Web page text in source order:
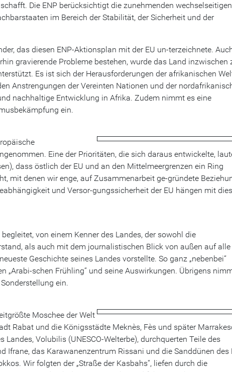
Die ENP berücksichtigt die zunehmenden wechselseitigen
im Bereich der Stabilität, der Sicherheit und der
das diesen ENP-Aktionsplan mit der EU un-terzeichnete.
gravierende Probleme bestehen, wurde das Land inzwischen
Es ist sich der Herausforderungen der afrikanischen
Anstrengungen der Vereinten Nationen und der
nachhaltige Entwicklung in Afrika. Zudem nimmt es eine
ein.
Eine der Prioritäten, die sich daraus entwickelte,
dass östlich der EU und an den Mittelmeergrenzen ein Ring
mit denen wir enge, auf Zusammenarbeit ge-gründete
und Versor-gungssicherheit der EU hängen mit
von einem Kenner des Landes, der sowohl die
als auch mit dem journalistischen Blick von außen auf alle
Geschichte seines Landes vorstellte. So ganz „nebenbei“
„Arabi-schen Frühling“ und seine Auswirkungen. Übrigens
ein.
Moschee der Welt
Rabat und die Königsstädte Meknès, Fès und später
Volubilis (UNESCO-Welterbe), durchquerten Teile des
Ifrane, das Karawanenzentrum Rissani und die Sanddünen des
Wir folgten der „Straße der Kasbahs“, liefen durch die